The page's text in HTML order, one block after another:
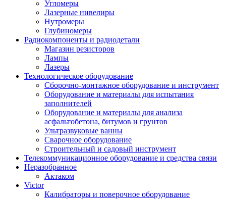
Угломеры
Лазерные нивелиры
Нутромеры
Глубиномеры
Радиокомпоненты и радиодетали
Магазин резисторов
Лампы
Лазеры
Технологическое оборудование
Сборочно-монтажное оборудование и инструмент
Оборудование и материалы для испытания
заполнителей
Оборудование и материалы для анализа
асфальтобетона, битумов и грунтов
Ультразвуковые ванны
Сварочное оборудование
Строительный и садовый инструмент
Телекоммуникационное оборудование и средства связи
Неразобранное
Актаком
Victor
Калибраторы и поверочное оборудование